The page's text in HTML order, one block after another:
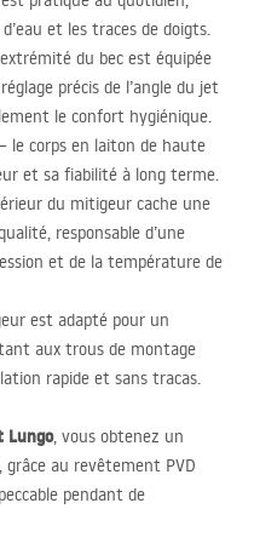
et les traces de doigts.
du bec est équipée
précis de l’angle du jet
le confort hygiénique.
– le corps en laiton de haute
et sa fiabilité à long terme.
du mitigeur cache une
responsable d’une
et de la température de
est adapté pour un
aux trous de montage
rapide et sans tracas.
Lungo, vous obtenez un
grâce au revêtement PVD
pendant de